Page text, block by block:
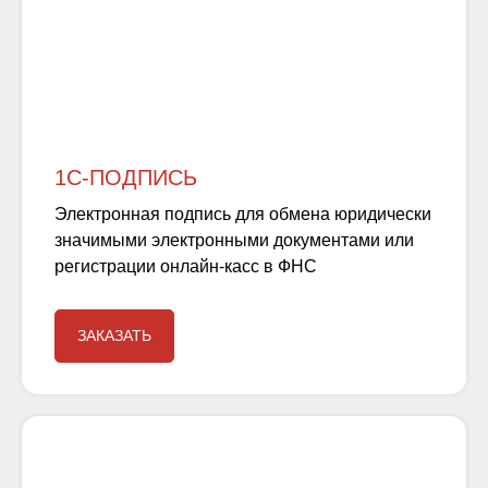
1С-ПОДПИСЬ
Электронная подпись для обмена юридически
значимыми электронными документами или
регистрации онлайн-касс в ФНС
ЗАКАЗАТЬ